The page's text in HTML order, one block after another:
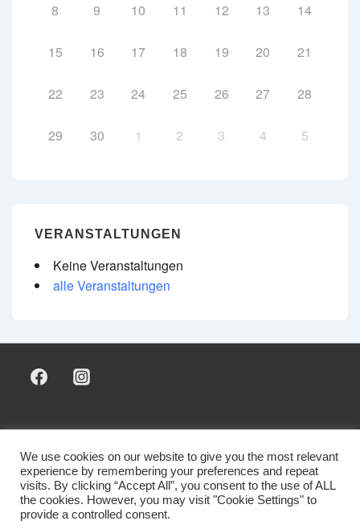
8 9 10 11 12 13 14
15 16 17 18 19 20 21
22 23 24 25 26 27 28
29 30 1 2 3 4 5
VERANSTALTUNGEN
Keine Veranstaltungen
alle Veranstaltungen
Menü
Impressum & Datenschutz
We use cookies on our website to give you the most relevant
experience by remembering your preferences and repeat
visits. By clicking “Accept All”, you consent to the use of ALL
the cookies. However, you may visit "Cookie Settings" to
provide a controlled consent.